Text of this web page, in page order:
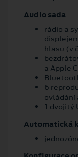
Audio sada
rádio a
hlasu (v
a Apple
6
ovládání
1 dvojitý
Automatická